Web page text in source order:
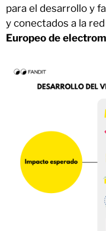
para el desarrollo y
y conectados a la
Europeo de